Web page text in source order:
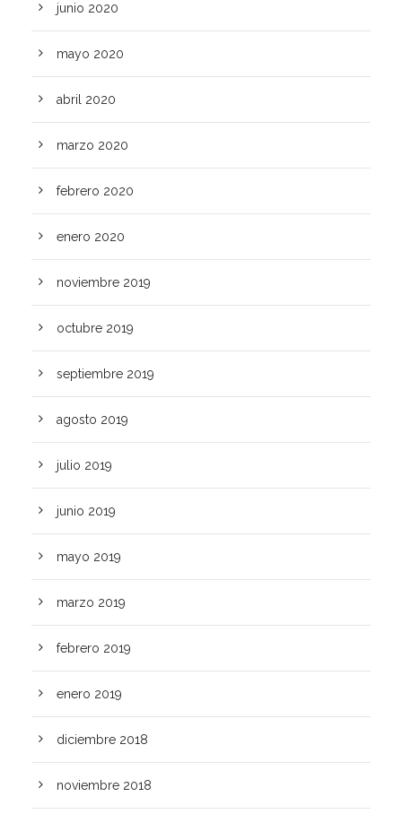
junio 2020
mayo 2020
abril 2020
marzo 2020
febrero 2020
enero 2020
noviembre 2019
octubre 2019
septiembre 2019
agosto 2019
julio 2019
junio 2019
mayo 2019
marzo 2019
febrero 2019
enero 2019
diciembre 2018
noviembre 2018